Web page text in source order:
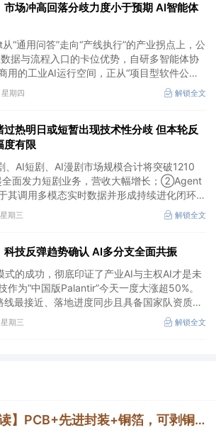
市场冲高回落分歧力度小于预期 AI智能体
“通用问答”走向“产线执行”的产业拐点上，公
据与流程入口的卡位优势，自研多智能体协
用的工业AI运行空间，正从“项目型软件公
公司”跃迁。
期四 解锁全文
过热明日或短暂出现技术性分歧 但本轮反
度有限
AI短剧、AI漫剧市场规模合计将突破1210
面发力短剧业务，营收大幅增长；②Agent
其调用多模态实时数据并形成持续进化闭环的
完成TPC-DS测试并通过官方审计的数据库企
义为Robotaxi商业化元年，公司正从“传统
利。
期三 解锁全文
科技反弹趋势确认 AI多分支全面共振
式的成功，彻底印证了产业AI与主权AI才是未
作为“中国版Palantir”今天一度大涨超50%。
最接近、落地进度同步且具备国家队资质的
从“数据智能基础设施”向“产业级AI Agent核
估起点。
期三 解锁全文
【机构龙虎榜解读】PCB+先进封装+铜箔，可剥铜产品通过了部分覆铜板厂商、载板厂商及相关芯片终端的认证，持续获得小批量订单，主要应用场景包括芯片封装光模块用PCB，机构大额净买入这家公司